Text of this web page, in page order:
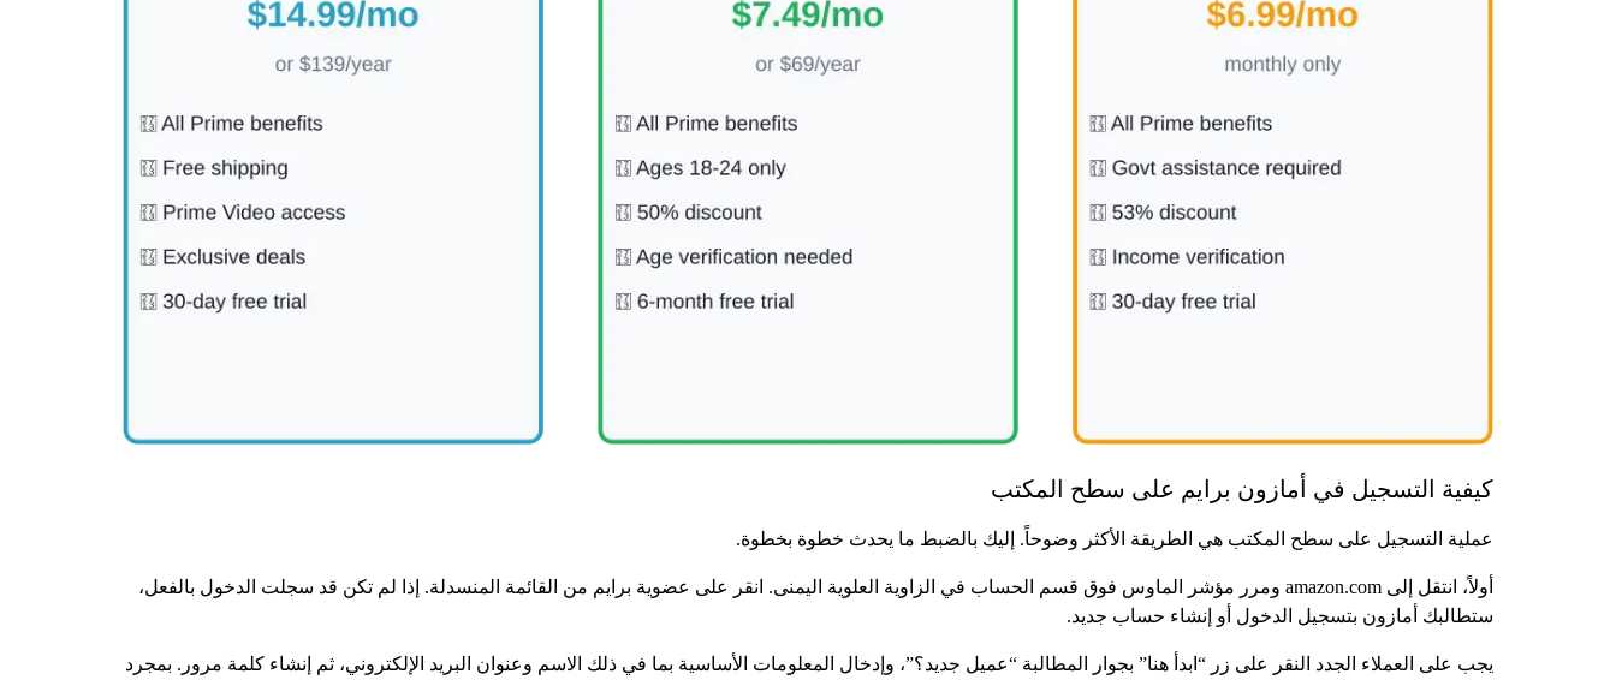
كيفية التسجيل في أمازون برايم على سطح المكتب
عملية التسجيل على سطح المكتب هي الطريقة الأكثر وضوحاً. إليك بالضبط ما يحدث خطوة بخطوة.
أولاً، انتقل إلى amazon.com ومرر مؤشر الماوس فوق قسم الحساب في الزاوية العلوية اليمنى. انقر على عضوية برايم من القائمة المنسدلة. إذا لم تكن قد سجلت الدخول بالفعل،
ستطالبك أمازون بتسجيل الدخول أو إنشاء حساب جديد.
يجب على العملاء الجدد النقر على زر “ابدأ هنا” بجوار المطالبة “عميل جديد؟”، وإدخال المعلومات الأساسية بما في ذلك الاسم وعنوان البريد الإلكتروني، ثم إنشاء كلمة مرور. بمجرد